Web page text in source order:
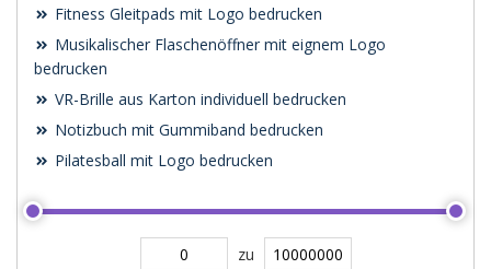
Fitness Gleitpads mit Logo bedrucken
Musikalischer Flaschenöffner mit eignem Logo
bedrucken
VR-Brille aus Karton individuell bedrucken
Notizbuch mit Gummiband bedrucken
Pilatesball mit Logo bedrucken
zu